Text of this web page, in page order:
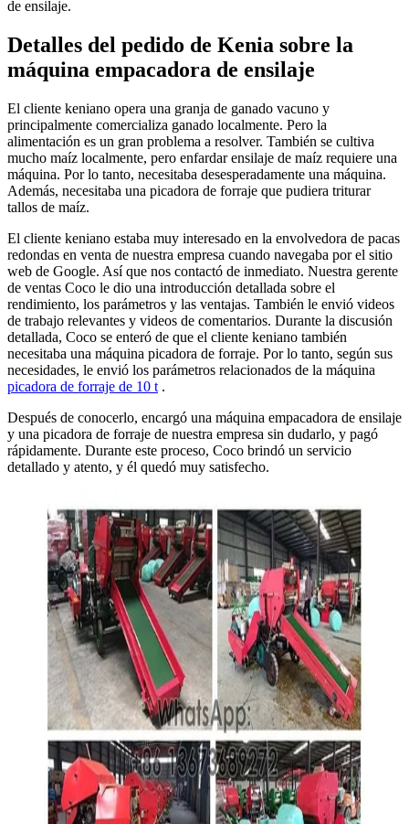
de ensilaje.
Detalles del pedido de Kenia sobre la
máquina empacadora de ensilaje
El cliente keniano opera una granja de ganado vacuno y
principalmente comercializa ganado localmente. Pero la
alimentación es un gran problema a resolver. También se cultiva
mucho maíz localmente, pero enfardar ensilaje de maíz requiere una
máquina. Por lo tanto, necesitaba desesperadamente una máquina.
Además, necesitaba una picadora de forraje que pudiera triturar
tallos de maíz.
El cliente keniano estaba muy interesado en la envolvedora de pacas
redondas en venta de nuestra empresa cuando navegaba por el sitio
web de Google. Así que nos contactó de inmediato. Nuestra gerente
de ventas Coco le dio una introducción detallada sobre el
rendimiento, los parámetros y las ventajas. También le envió videos
de trabajo relevantes y videos de comentarios. Durante la discusión
detallada, Coco se enteró de que el cliente keniano también
necesitaba una máquina picadora de forraje. Por lo tanto, según sus
necesidades, le envió los parámetros relacionados de la máquina
picadora de forraje de 10 t .
Después de conocerlo, encargó una máquina empacadora de ensilaje
y una picadora de forraje de nuestra empresa sin dudarlo, y pagó
rápidamente. Durante este proceso, Coco brindó un servicio
detallado y atento, y él quedó muy satisfecho.